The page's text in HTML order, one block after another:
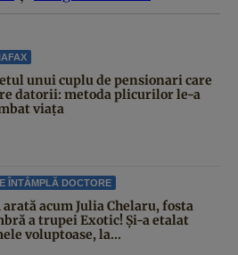
unui cuplu de pensionari care
datorii: metoda plicurilor le-a
viața
ÎNTÂMPLĂ DOCTORE
arată acum Julia Chelaru, fosta
a trupei Exotic! Și-a etalat
voluptoase, la...